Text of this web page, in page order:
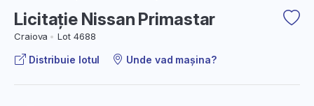
Licitație Nissan Primastar
Craiova Lot 4688
Distribuie lotul Unde vad mașina?